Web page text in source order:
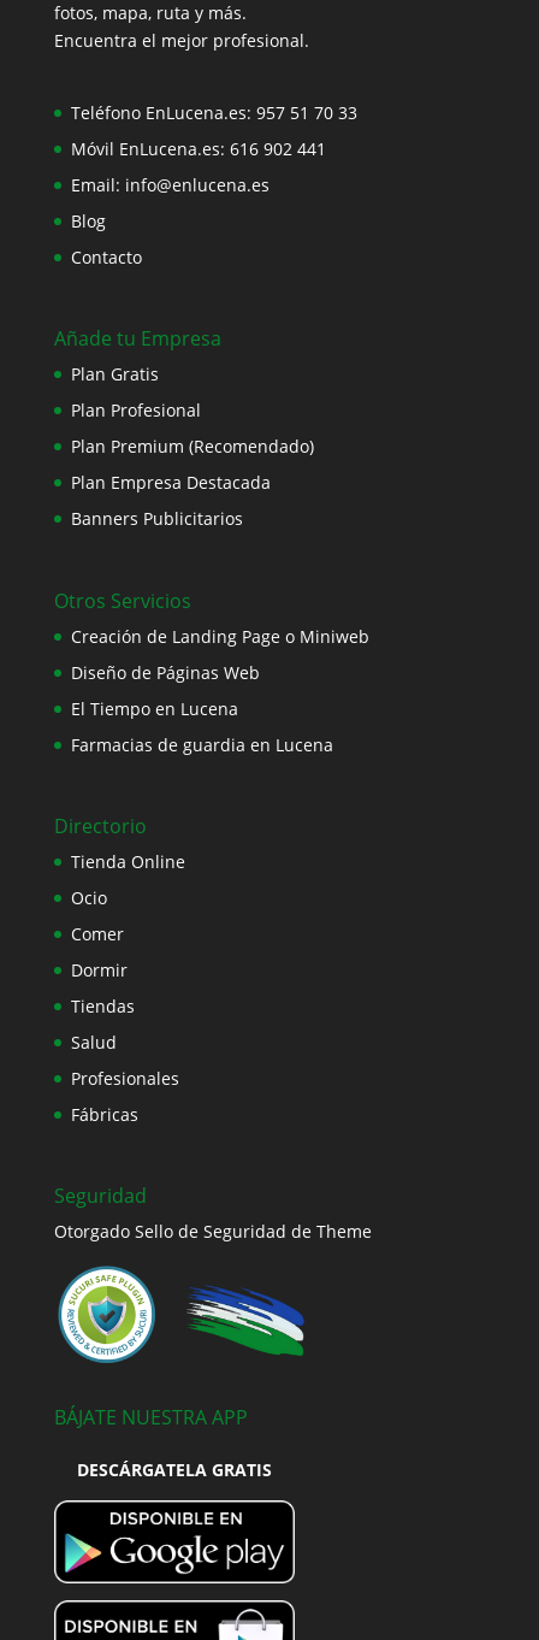
fotos, mapa, ruta y más.
Encuentra el mejor profesional.
Teléfono EnLucena.es: 957 51 70 33
Móvil EnLucena.es: 616 902 441
Email: info@enlucena.es
Blog
Contacto
Añade tu Empresa
Plan Gratis
Plan Profesional
Plan Premium (Recomendado)
Plan Empresa Destacada
Banners Publicitarios
Otros Servicios
Creación de Landing Page o Miniweb
Diseño de Páginas Web
El Tiempo en Lucena
Farmacias de guardia en Lucena
Directorio
Tienda Online
Ocio
Comer
Dormir
Tiendas
Salud
Profesionales
Fábricas
Seguridad
Otorgado Sello de Seguridad de Theme
BÁJATE NUESTRA APP
DESCÁRGATELA GRATIS